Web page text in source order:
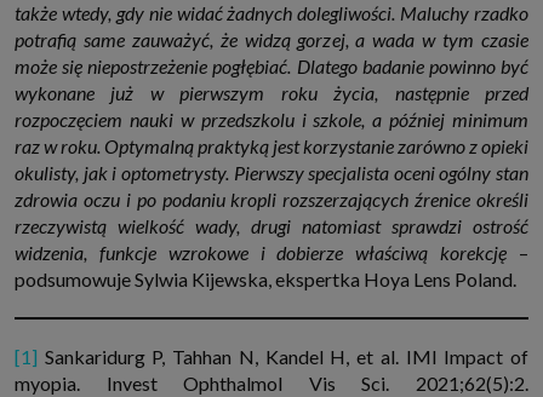
także wtedy, gdy nie widać żadnych dolegliwości. Maluchy rzadko
potrafią same zauważyć, że widzą gorzej, a wada w tym czasie
może się niepostrzeżenie pogłębiać. Dlatego badanie powinno być
wykonane już w pierwszym roku życia, następnie przed
rozpoczęciem nauki w przedszkolu i szkole, a później minimum
raz w roku. Optymalną praktyką jest korzystanie zarówno z opieki
okulisty, jak i optometrysty. Pierwszy specjalista oceni ogólny stan
zdrowia oczu i po podaniu kropli rozszerzających źrenice określi
rzeczywistą wielkość wady, drugi natomiast sprawdzi ostrość
widzenia, funkcje wzrokowe i dobierze właściwą korekcję –
podsumowuje Sylwia Kijewska, ekspertka Hoya Lens Poland.
[1] Sankaridurg P, Tahhan N, Kandel H, et al. IMI Impact of
myopia. Invest Ophthalmol Vis Sci. 2021;62(5):2.